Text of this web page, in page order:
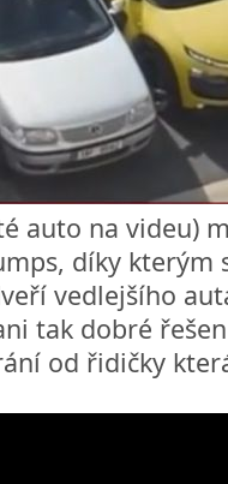
auto na videu)
díky kterým
vedlejšího
tak dobré
od řidičky